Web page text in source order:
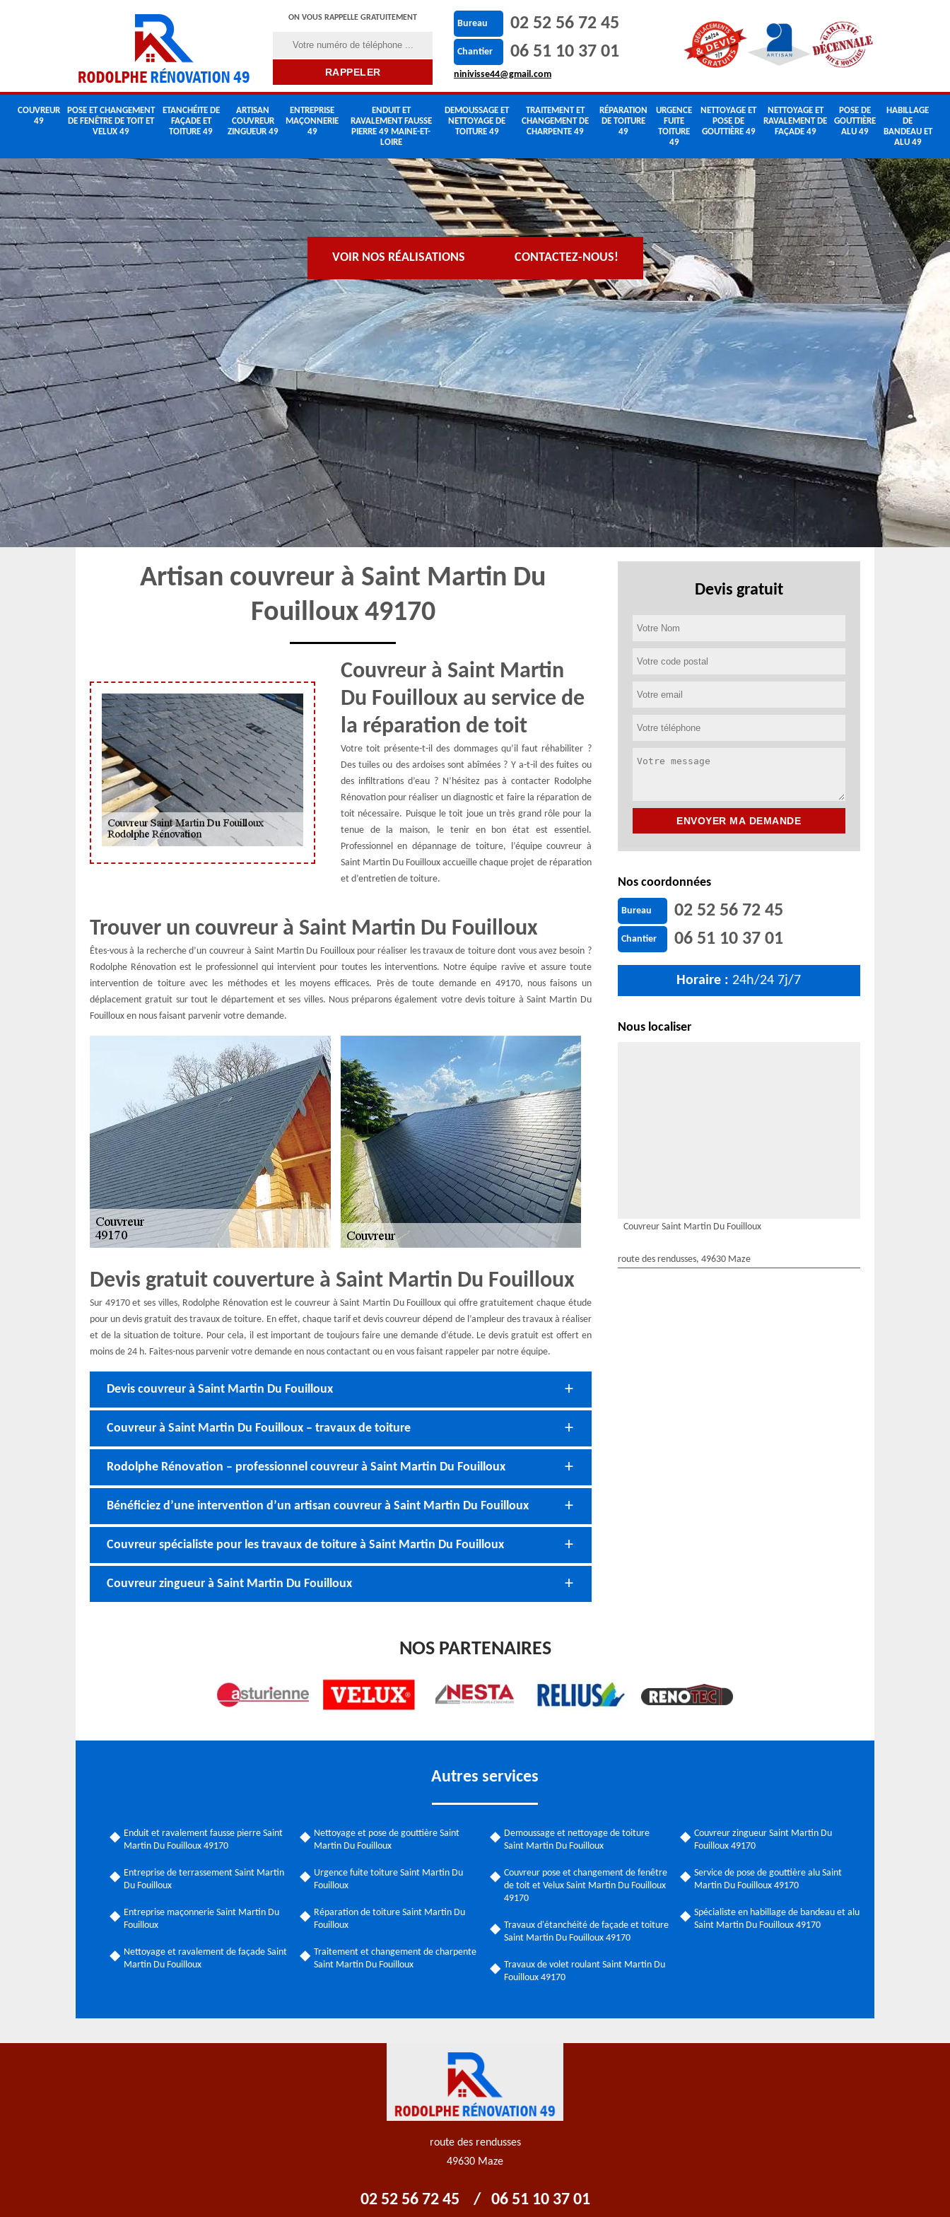
ON VOUS RAPPELLE GRATUITEMENT
Bureau 02 52 56 72 45
Chantier 06 51 10 37 01
ninivisse44@gmail.com
COUVREUR
49
POSE ET CHANGEMENT
DE FENÊTRE DE TOIT ET
VELUX 49
ETANCHÉITE DE
FAÇADE ET
TOITURE 49
ARTISAN
COUVREUR
ZINGUEUR 49
ENTREPRISE
MAÇONNERIE
49
ENDUIT ET
RAVALEMENT FAUSSE
PIERRE 49 MAINE-ET-
LOIRE
DEMOUSSAGE ET
NETTOYAGE DE
TOITURE 49
TRAITEMENT ET
CHANGEMENT DE
CHARPENTE 49
RÉPARATION
DE TOITURE
49
URGENCE
FUITE
TOITURE
49
NETTOYAGE ET
POSE DE
GOUTTIÈRE 49
NETTOYAGE ET
RAVALEMENT DE
FAÇADE 49
POSE DE
GOUTTIÈRE
ALU 49
HABILLAGE
DE
BANDEAU ET
ALU 49
VOIR NOS RÉALISATIONS CONTACTEZ-NOUS!
Artisan couvreur à Saint Martin Du
Fouilloux 49170
Couvreur à Saint Martin
Du Fouilloux au service de
la réparation de toit
Votre toit présente-t-il des dommages qu’il faut réhabiliter ?
Des tuiles ou des ardoises sont abîmées ? Y a-t-il des fuites ou
des infiltrations d’eau ? N’hésitez pas à contacter Rodolphe
Rénovation pour réaliser un diagnostic et faire la réparation de
toit nécessaire. Puisque le toit joue un très grand rôle pour la
tenue de la maison, le tenir en bon état est essentiel.
Professionnel en dépannage de toiture, l’équipe couvreur à
Saint Martin Du Fouilloux accueille chaque projet de réparation
et d’entretien de toiture.
Trouver un couvreur à Saint Martin Du Fouilloux
Êtes-vous à la recherche d’un couvreur à Saint Martin Du Fouilloux pour réaliser les travaux de toiture dont vous avez besoin ?
Rodolphe Rénovation est le professionnel qui intervient pour toutes les interventions. Notre équipe ravive et assure toute
intervention de toiture avec les méthodes et les moyens efficaces. Près de toute demande en 49170, nous faisons un
déplacement gratuit sur tout le département et ses villes. Nous préparons également votre devis toiture à Saint Martin Du
Fouilloux en nous faisant parvenir votre demande.
Devis gratuit couverture à Saint Martin Du Fouilloux
Sur 49170 et ses villes, Rodolphe Rénovation est le couvreur à Saint Martin Du Fouilloux qui offre gratuitement chaque étude
pour un devis gratuit des travaux de toiture. En effet, chaque tarif et devis couvreur dépend de l’ampleur des travaux à réaliser
et de la situation de toiture. Pour cela, il est important de toujours faire une demande d’étude. Le devis gratuit est offert en
moins de 24 h. Faites-nous parvenir votre demande en nous contactant ou en vous faisant rappeler par notre équipe.
Devis couvreur à Saint Martin Du Fouilloux
Couvreur à Saint Martin Du Fouilloux – travaux de toiture
Rodolphe Rénovation – professionnel couvreur à Saint Martin Du Fouilloux
Bénéficiez d’une intervention d’un artisan couvreur à Saint Martin Du Fouilloux
Couvreur spécialiste pour les travaux de toiture à Saint Martin Du Fouilloux
Couvreur zingueur à Saint Martin Du Fouilloux
Devis gratuit
Nos coordonnées
Bureau 02 52 56 72 45
Chantier 06 51 10 37 01
Horaire : 24h/24 7j/7
Nous localiser
Couvreur Saint Martin Du Fouilloux
route des rendusses, 49630 Maze
NOS PARTENAIRES
Autres services
Enduit et ravalement fausse pierre Saint
Martin Du Fouilloux 49170
Entreprise de terrassement Saint Martin
Du Fouilloux
Entreprise maçonnerie Saint Martin Du
Fouilloux
Nettoyage et ravalement de façade Saint
Martin Du Fouilloux
Nettoyage et pose de gouttière Saint
Martin Du Fouilloux
Urgence fuite toiture Saint Martin Du
Fouilloux
Réparation de toiture Saint Martin Du
Fouilloux
Traitement et changement de charpente
Saint Martin Du Fouilloux
Demoussage et nettoyage de toiture
Saint Martin Du Fouilloux
Couvreur pose et changement de fenêtre
de toit et Velux Saint Martin Du Fouilloux
49170
Travaux d'étanchéité de façade et toiture
Saint Martin Du Fouilloux 49170
Travaux de volet roulant Saint Martin Du
Fouilloux 49170
Couvreur zingueur Saint Martin Du
Fouilloux 49170
Service de pose de gouttière alu Saint
Martin Du Fouilloux 49170
Spécialiste en habillage de bandeau et alu
Saint Martin Du Fouilloux 49170
route des rendusses
49630 Maze
02 52 56 72 45 / 06 51 10 37 01